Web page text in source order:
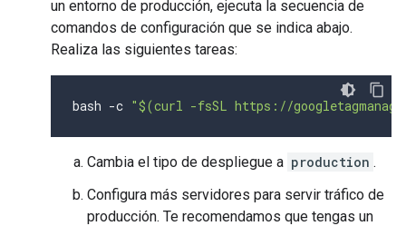
un entorno de producción, ejecuta la secuencia de
comandos de configuración que se indica abajo.
Realiza las siguientes tareas:
bash -c "$(curl -fsSL https://
Cambia el tipo de despliegue a production .
Configura más servidores para servir tráfico de
producción. Te recomendamos que tengas un